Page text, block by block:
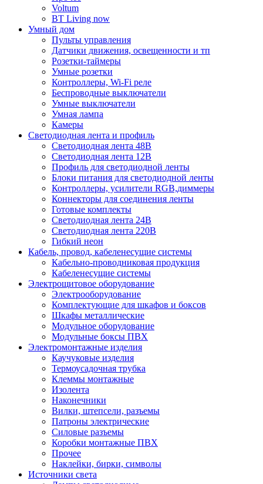
Voltum
BT Living now
Умный дом
Пульты управления
Датчики движения, освещенности и тп
Розетки-таймеры
Умные розетки
Контроллеры, Wi-Fi реле
Беспроводные выключатели
Умные выключатели
Умная лампа
Камеры
Светодиодная лента и профиль
Светодиодная лента 48В
Светодиодная лента 12В
Профиль для светодиодной ленты
Блоки питания для светодиодной ленты
Контроллеры, усилители RGB,диммеры
Коннекторы для соединения ленты
Готовые комплекты
Светодиодная лента 24В
Светодиодная лента 220В
Гибкий неон
Кабель, провод, кабеленесущие системы
Кабельно-проводниковая продукция
Кабеленесущие системы
Электрощитовое оборудование
Электрооборудование
Комплектующие для шкафов и боксов
Шкафы металлические
Модульное оборудование
Модульные боксы ПВХ
Электромонтажные изделия
Каучуковые изделия
Термоусадочная трубка
Клеммы монтажные
Изолента
Наконечники
Вилки, штепсели, разъемы
Патроны электрические
Силовые разъемы
Коробки монтажные ПВХ
Прочее
Наклейки, бирки, символы
Источники света